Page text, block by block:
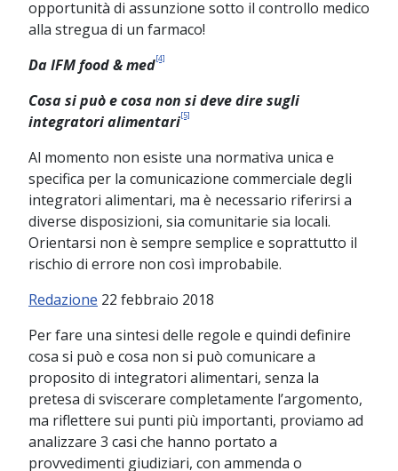
opportunità di assunzione sotto il controllo medico
alla stregua di un farmaco!
Da IFM food & med[4]
Cosa si può e cosa non si deve dire sugli
integratori alimentari[5]
Al momento non esiste una normativa unica e
specifica per la comunicazione commerciale degli
integratori alimentari, ma è necessario riferirsi a
diverse disposizioni, sia comunitarie sia locali.
Orientarsi non è sempre semplice e soprattutto il
rischio di errore non così improbabile.
Redazione 22 febbraio 2018
Per fare una sintesi delle regole e quindi definire
cosa si può e cosa non si può comunicare a
proposito di integratori alimentari, senza la
pretesa di sviscerare completamente l’argomento,
ma riflettere sui punti più importanti, proviamo ad
analizzare 3 casi che hanno portato a
provvedimenti giudiziari, con ammenda o